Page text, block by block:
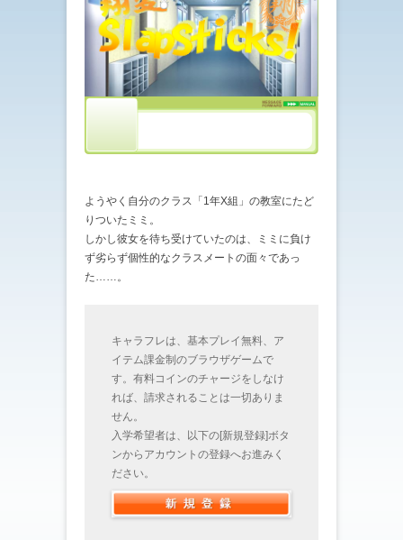
ようやく自分のクラス「1年X組」の教室にたど
りついたミミ。
しかし彼女を待ち受けていたのは、ミミに負け
ず劣らず個性的なクラスメートの面々であっ
た……。
キャラフレは、基本プレイ無料、ア
イテム課金制のブラウザゲームで
す。有料コインのチャージをしなけ
れば、請求されることは一切ありま
せん。
入学希望者は、以下の[新規登録]ボタ
ンからアカウントの登録へお進みく
ださい。